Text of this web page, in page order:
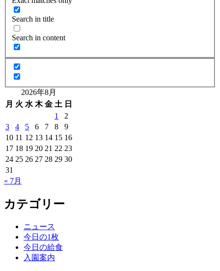
Search in title
Search in content
2026年8月
月 火 水 木 金 土 日
1
2
3
4 5 6 7 8
9
10 11 12 13 14 15 16
17 18 19 20 21 22 23
24 25 26 27 28 29 30
31
« 7月
カテゴリー
ニュース
今日の1枚
今日の給食
入園案内